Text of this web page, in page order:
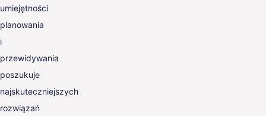
umiejętności
planowania
i
przewidywania
poszukuje
najskuteczniejszych
rozwiązań